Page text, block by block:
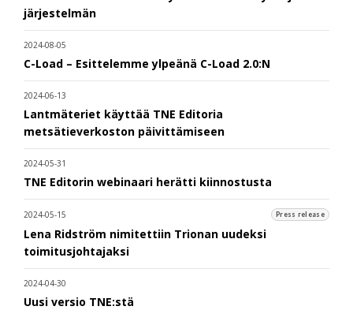
järjestelmän
2024-08-05
C-Load – Esittelemme ylpeänä C-Load 2.0:N
2024-06-13
Lantmäteriet käyttää TNE Editoria
metsätieverkoston päivittämiseen
2024-05-31
TNE Editorin webinaari herätti kiinnostusta
2024-05-15 Press release
Lena Ridström nimitettiin Trionan uudeksi
toimitusjohtajaksi
2024-04-30
Uusi versio TNE:stä